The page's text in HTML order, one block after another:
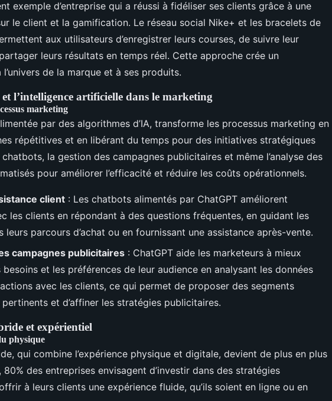
exemple d’entreprise qui a réussi à fidéliser ses clients grâce à une
le client et la gamification. Le réseau social Nike+ et les bracelets de
aux utilisateurs d’enregistrer leurs courses, de suivre leur
leurs résultats en temps réel. Cette approche crée un
de la marque et à ses produits.
l’intelligence artificielle dans le marketing
marketing
par des algorithmes d’IA, transforme les processus marketing en
répétitives et en libérant du temps pour des initiatives stratégiques
la gestion des campagnes publicitaires et même l’analyse des
pour améliorer l’efficacité et réduire les coûts opérationnels.
client : Les chatbots alimentés par ChatGPT améliorent
les clients en répondant à des questions fréquentes, en guidant les
leurs parcours d’achat ou en fournissant une assistance après-vente.
campagnes publicitaires : ChatGPT aide les marketeurs à mieux
et les préférences de leur audience en analysant les données
avec les clients, ce qui permet de proposer des segments
pertinents et d’affiner les stratégies publicitaires.
et expérientiel
physique
qui combine l’expérience physique et digitale, devient de plus en plus
80% des entreprises envisagent d’investir dans des stratégies
à leurs clients une expérience fluide, qu’ils soient en ligne ou en